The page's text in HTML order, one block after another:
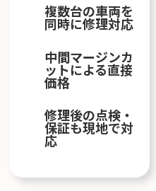
複数台の車両を
同時に修理対応
中間マージンカ
ットによる直接
価格
修理後の点検・
保証も現地で対
応